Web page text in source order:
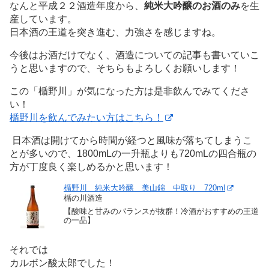
なんと平成２２酒造年度から、 純米大吟醸のお酒のみを生
産しています。
日本酒の王道を突き進む、力強さを感じますね。
今後はお酒だけでなく、酒造についての記事も書いていこ
うと思いますので、そちらもよろしくお願いします！
この「楯野川」が気になった方は是非飲んでみてくださ
い！
楯野川を飲んでみたい方はこちら！
日本酒は開けてから時間が経つと風味が落ちてしまうこ
とが多いので、1800mLの一升瓶よりも720mLの四合瓶の
方が丁度良く楽しめるかと思います！
楯野川 純米大吟醸 美山錦 中取り 720ml
楯の川酒造
【酸味と甘みのバランスが抜群！冷酒がおすすめの王道
の一品】
それでは
カルボン酸太郎でした！